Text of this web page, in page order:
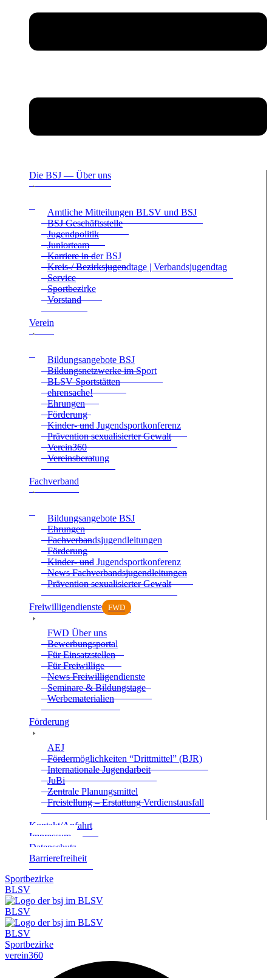
Die BSJ — Über uns
Amt­li­che Mit­tei­lun­gen BLSV und BSJ
BSJ Geschäfts­stelle
Jugend­po­li­tik
Juni­or­team
Kar­riere in der BSJ
Kreis-/ Bezirks­ju­gend­tage | Ver­bands­ju­gend­tag
Ser­vice
Sport­be­zirke
Vor­stand
Ver­ein
Bil­dungs­an­ge­bote BSJ
Bil­dungs­netz­werke im Sport
BLSV Sport­stät­ten
ehren­sa­che!
Ehrun­gen
För­de­rung
Kin­der- und Jugend­sport­kon­fe­renz
Prä­ven­tion sexua­li­sier­ter Gewalt
Verein360
Ver­eins­be­ra­tung
Fach­ver­band
Bil­dungs­an­ge­bote BSJ
Ehrun­gen
Fach­ver­bands­ju­gend­lei­tun­gen
För­de­rung
Kin­der- und Jugend­sport­kon­fe­renz
News Fach­ver­bands­ju­gend­lei­tun­gen
Prä­ven­tion sexua­li­sier­ter Gewalt
Frei­wil­li­gen­dienste FWD
FWD Über uns
Bewer­bungs­por­tal
Für Ein­satz­stel­len
Für Frei­wil­lige
News Frei­wil­li­gen­dienste
Semi­nare & Bil­dungs­tage
Wer­be­ma­te­ria­lien
För­de­rung
AEJ
För­der­mög­lich­kei­ten “Dritt­mit­tel” (BJR)
Inter­na­tio­nale Jugend­ar­beit
JuBi
Zen­trale Pla­nungs­mit­tel
Frei­stel­lung – Erstat­tung Ver­dienst­aus­fall
Kontakt/Anfahrt
Impres­sum
Daten­schutz
Bar­rie­re­frei­heit
Sportbezirke
BLSV
BLSV
BLSV
Sportbezirke
verein360